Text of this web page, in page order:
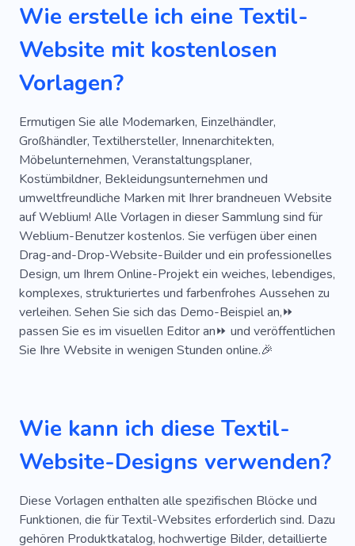
Reinigung
Nähen
Handwerk
Dekoration
Lookbook
Ausstellungsraum
Bekleidungskatalog
Aktivkleidung
Maßgeschneidert
Brautkleider
Reparaturwerkstatt Für Kleidung
Schmuck
Geldbeutel
Unterwäsche
Bekleidungsatelier
Individuelle Maßanfertigung
Luxus
Schuhe
Änderung Der Kleidung
Reparatur Von Kleidung
Fashionista
Kapsel-Outfits
Sehen
Designer
Kapselgarderobe
Beige
Kleidungskurator
Kristall
Kleiderordnung
Modeberater
Akademie
Nadel Rosa Regenbogen
Wie erstelle ich eine Textil-
Website mit kostenlosen
Vorlagen?
Ermutigen Sie alle Modemarken, Einzelhändler,
Großhändler, Textilhersteller, Innenarchitekten,
Möbelunternehmen, Veranstaltungsplaner,
Kostümbildner, Bekleidungsunternehmen und
umweltfreundliche Marken mit Ihrer brandneuen Website
auf Weblium! Alle Vorlagen in dieser Sammlung sind für
Weblium-Benutzer kostenlos. Sie verfügen über einen
Drag-and-Drop-Website-Builder und ein professionelles
Design, um Ihrem Online-Projekt ein weiches, lebendiges,
komplexes, strukturiertes und farbenfrohes Aussehen zu
verleihen. Sehen Sie sich das Demo-Beispiel an,⏩
passen Sie es im visuellen Editor an⏩ und veröffentlichen
Sie Ihre Website in wenigen Stunden online.🎉
Wie kann ich diese Textil-
Website-Designs verwenden?
Diese Vorlagen enthalten alle spezifischen Blöcke und
Funktionen, die für Textil-Websites erforderlich sind. Dazu
gehören Produktkatalog, hochwertige Bilder, detaillierte